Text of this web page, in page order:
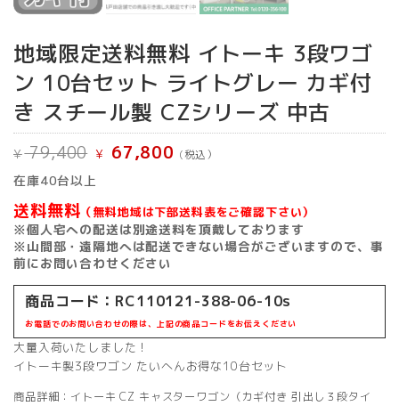
地域限定送料無料 イトーキ 3段ワゴ
ン 10台セット ライトグレー カギ付
き スチール製 CZシリーズ 中古
¥79,400 元
の
価
格
¥ 79,400
で
し
た。
¥ 67,800 現
在
は
¥ 67,800
で
す。
(税込）
在庫40台以上
送料無料 （無料地域は下部送料表をご確認下さい）
※個人宅への配送は別途送料を頂戴しております
※山間部・遠隔地へは配送できない場合がございますので、事
前にお問い合わせください
商品コード： RC110121-388-06-10s
お電話でのお問い合わせの際は、上記の商品コードをお伝えください
大量入荷いたしました！
イトーキ製3段ワゴン たいへんお得な10台セット
商品詳細：イトーキ CZ キャスターワゴン（カギ付き 引出し３段タイ